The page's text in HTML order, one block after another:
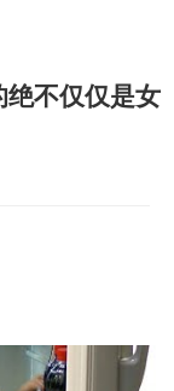
绝不仅仅是女